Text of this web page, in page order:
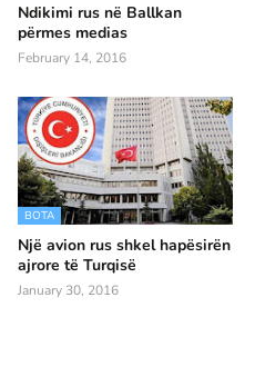
Ndikimi rus në Ballkan
përmes medias
February 14, 2016
BOTA
Një avion rus shkel hapësirën
ajrore të Turqisë
January 30, 2016